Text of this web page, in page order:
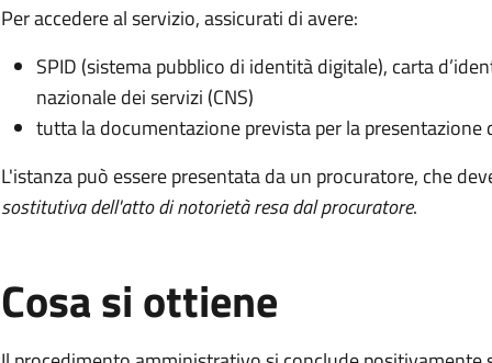
Per accedere al servizio, assicurati di avere:
SPID (sistema pubblico di identità digitale), carta
nazionale dei servizi (CNS)
tutta la documentazione prevista per la presentazione
L'istanza può essere presentata da un procuratore, che
sostitutiva dell'atto di notorietà resa dal procuratore.
Cosa si ottiene